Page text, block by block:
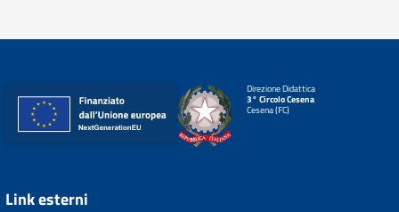
Direzione Didattica
3° Circolo Cesena
Cesena (FC)
Link esterni